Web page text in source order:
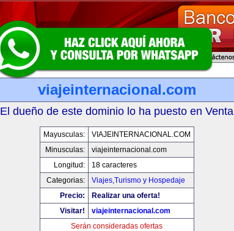
viajeinternacional.com
El dueño de este dominio lo ha puesto en Venta
Mayusculas:
VIAJEINTERNACIONAL.COM
Minusculas:
viajeinternacional.com
Longitud:
18 caracteres
Categorias:
Viajes,Turismo y Hospedaje
Precio:
Realizar una oferta!
Visitar!
viajeinternacional.com
Serán consideradas ofertas